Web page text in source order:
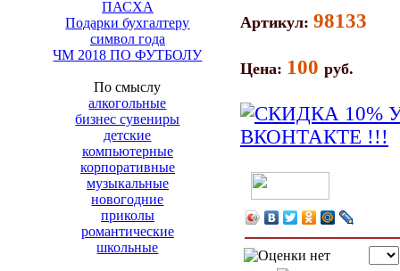
ПАСХА
Подарки бухгалтеру
символ года
ЧМ 2018 ПО ФУТБОЛУ
По смыслу
алкогольные
бизнес сувениры
детские
компьютерные
корпоративные
музыкальные
новогодние
приколы
романтические
школьные
Артикул: 98133
Цена: 100 руб.